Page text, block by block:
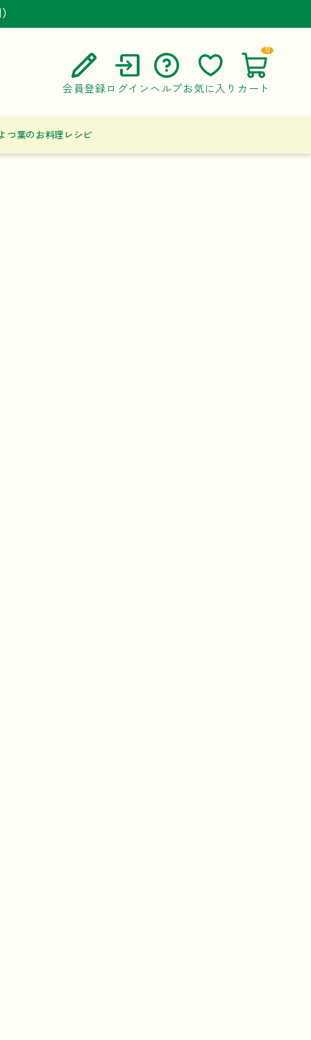
会員登録 ログイン ヘルプ
ご利用ガイド
お問い合わせ
お気に入り カート
0
つ葉のお料理レシピ